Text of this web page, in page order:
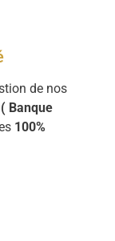
de nos
Banque
100%